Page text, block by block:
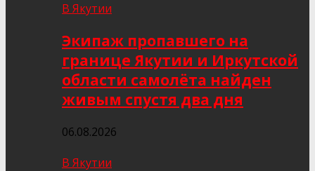
В Якутии
Экипаж пропавшего на
границе Якутии и Иркутской
области самолёта найден
живым спустя два дня
06.08.2026
В Якутии